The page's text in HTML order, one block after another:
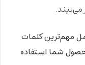
مهم‌ترین کلمات
شما استفاده